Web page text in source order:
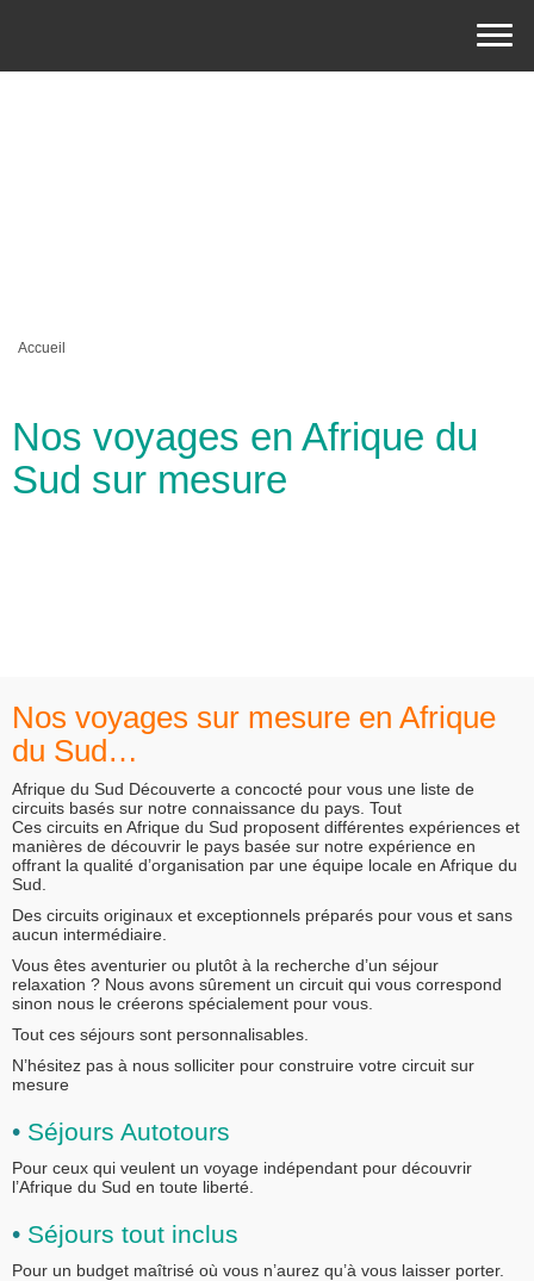
Accueil
Nos voyages en Afrique du
Sud sur mesure
Nos voyages sur mesure en Afrique
du Sud…
Afrique du Sud Découverte a concocté pour vous une liste de
circuits basés sur notre connaissance du pays. Tout
Ces circuits en Afrique du Sud proposent différentes expériences et
manières de découvrir le pays basée sur notre expérience en
offrant la qualité d’organisation par une équipe locale en Afrique du
Sud.
Des circuits originaux et exceptionnels préparés pour vous et sans
aucun intermédiaire.
Vous êtes aventurier ou plutôt à la recherche d’un séjour
relaxation ? Nous avons sûrement un circuit qui vous correspond
sinon nous le créerons spécialement pour vous.
Tout ces séjours sont personnalisables.
N’hésitez pas à nous solliciter pour construire votre circuit sur
mesure
• Séjours Autotours
Pour ceux qui veulent un voyage indépendant pour découvrir
l’Afrique du Sud en toute liberté.
• Séjours tout inclus
Pour un budget maîtrisé où vous n’aurez qu’à vous laisser porter.